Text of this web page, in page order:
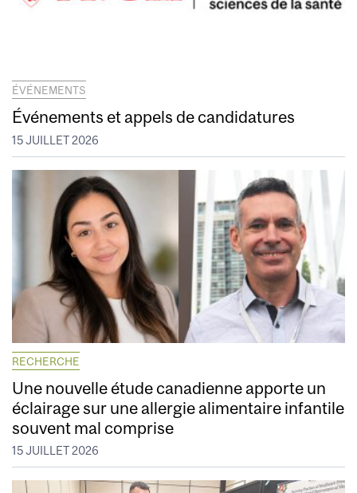
ÉVÉNEMENTS
Événements et appels de candidatures
15 JUILLET 2026
RECHERCHE
Une nouvelle étude canadienne apporte un
éclairage sur une allergie alimentaire infantile
souvent mal comprise
15 JUILLET 2026